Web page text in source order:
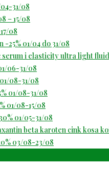
31/08
– 15/08
08
25% 01/04 do 31/08
serum i elasticity ultra light
06-31/08
08-31/08
01/08-31/08
01/08-15/08
01/05-31/08
beta karoten cink kosa
03/08-23/08